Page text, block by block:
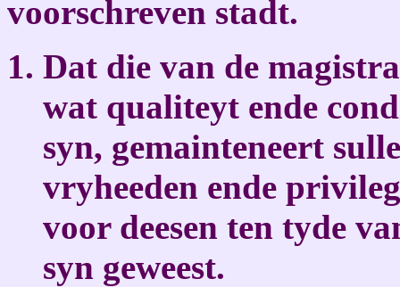
voorschreven stadt.
Dat die van de
wat qualiteyt ende
syn, gemainteneert
vryheeden ende
voor deesen ten tyde
syn geweest.